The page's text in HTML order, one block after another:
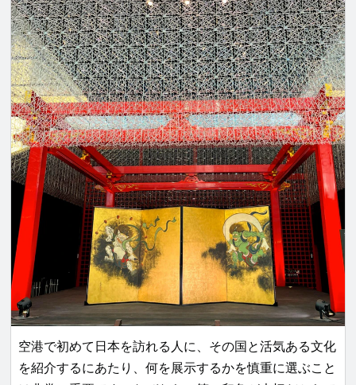
空港で初めて日本を訪れる人に、その国と活気ある文化
を紹介するにあたり、何を展示するかを慎重に選ぶこと